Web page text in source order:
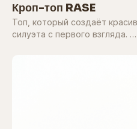
Кроп-топ RASE
Топ, который создаёт
силуэта с первого взгляда. …